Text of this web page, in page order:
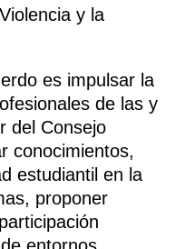
y la
es impulsar la
de las y
del Consejo
conocimientos,
estudiantil en la
proponer